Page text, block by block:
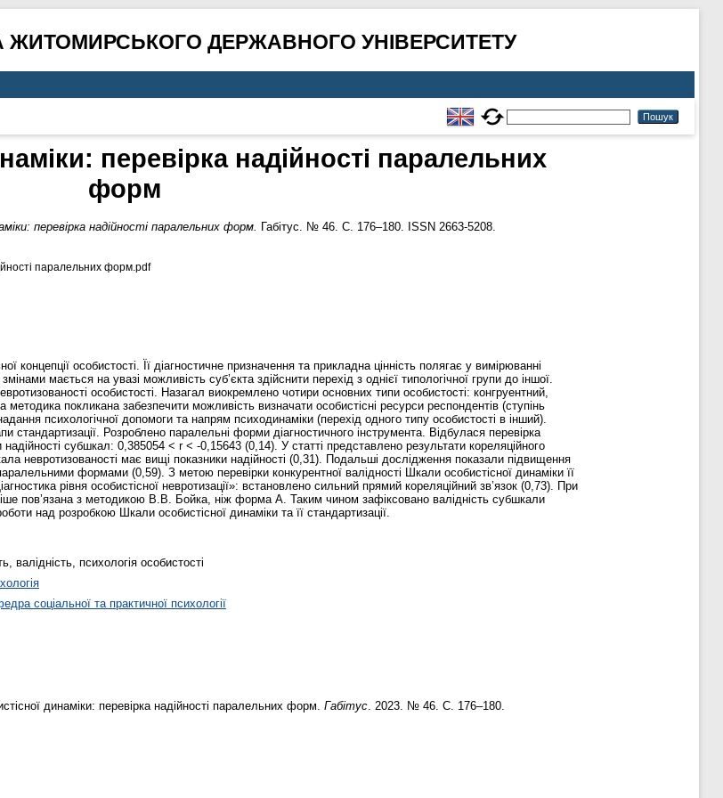
ЖИТОМИРСЬКОГО ДЕРЖАВНОГО УНІВЕРСИТЕТУ
перевірка надійності паралельних
форм
перевірка надійності паралельних форм. Габітус. № 46. С. 176–180. ISSN 2663-5208.
паралельних форм.pdf
концепції особистості. Її діагностичне призначення та прикладна цінність полягає у вимірюванні
мається на увазі можливість суб’єкта здійснити перехід з однієї типологічної групи до іншої.
особистості. Назагал виокремлено чотири основних типи особистості: конгруентний,
покликана забезпечити можливість визначати особистісні ресурси респондентів (ступінь
психологічної допомоги та напрям психодинаміки (перехід одного типу особистості в інший).
стандартизації. Розроблено паралельні форми діагностичного інструмента. Відбулася перевірка
субшкал: 0,385054 ˂ r ˂ -0,15643 (0,14). У статті представлено результати кореляційного
невротизованості має вищі показники надійності (0,31). Подальші дослідження показали підвищення
формами (0,59). З метою перевірки конкурентної валідності Шкали особистісної динаміки її
рівня особистісної невротизації»: встановлено сильний прямий кореляційний зв’язок (0,73). При
пов’язана з методикою В.В. Бойка, ніж форма А. Таким чином зафіксовано валідність субшкали
над розробкою Шкали особистісної динаміки та її стандартизації.
валідність, психологія особистості
соціальної та практичної психології
динаміки: перевірка надійності паралельних форм. Габітус . 2023. № 46. С. 176–180.